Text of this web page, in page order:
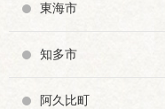
東海市
知多市
阿久比町